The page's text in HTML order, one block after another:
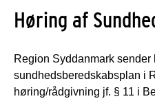
Høring af
Region Syddanmark sender
sundhedsberedskabsplan i
høring/rådgivning jf. § 11 i